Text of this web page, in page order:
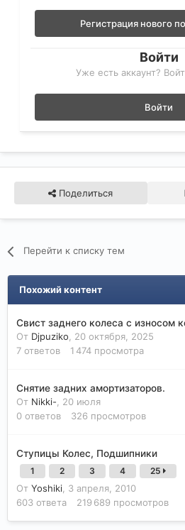
Регистрация нового
Войти
Уже есть аккаунт?
Войти
Поделиться
Перейти к списку тем
Похожий контент
Свист заднего колеса с износом
От Djpuziko, 20 октября, 2025
7 ответов 1 474 просмотра
Снятие задних амортизаторов.
От Nikki-, 20 июля
0 ответов 326 просмотров
Ступицы Колес, Подшипники
1 2 3 4 25
От Yoshiki, 3 апреля, 2010
603 ответа 219 689 просмотров